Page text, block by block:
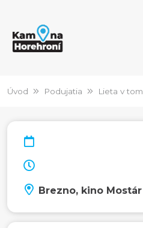
Úvod Podujatia Lieta v tom
Brezno, kino Mostár